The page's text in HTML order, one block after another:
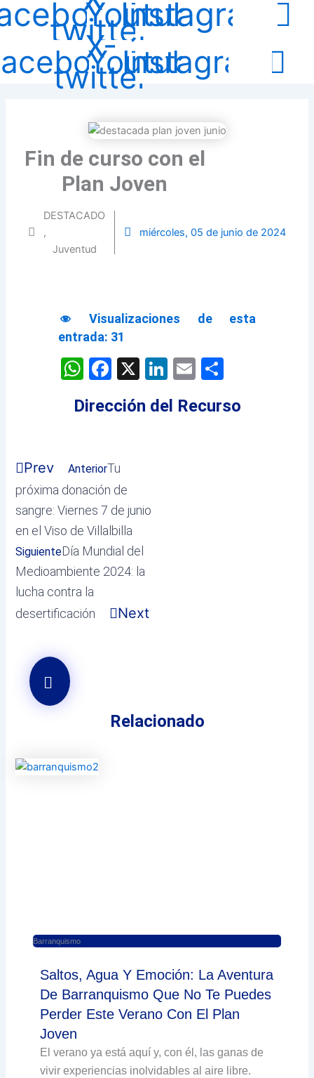
twitter
Youtube
Instagram
X-
twitter
Youtube
Instagram
Fin de curso con el
Plan Joven
DESTACADO
,
Juventud
miércoles, 05 de junio de 2024
Visualizaciones de esta
entrada: 31
WhatsApp
Facebook
X LinkedIn
Email
Dirección del Recurso
Prev AnteriorTu
próxima donación de
sangre: Viernes 7 de junio
en el Viso de Villalbilla
SiguienteDía Mundial del
Medioambiente 2024: la
lucha contra la
desertificación
Next
Relacionado
Barranquismo
Saltos, Agua Y Emoción: La Aventura
De Barranquismo Que No Te Puedes
Perder Este Verano Con El Plan
Joven
El verano ya está aquí y, con él, las ganas de
vivir experiencias inolvidables al aire libre.